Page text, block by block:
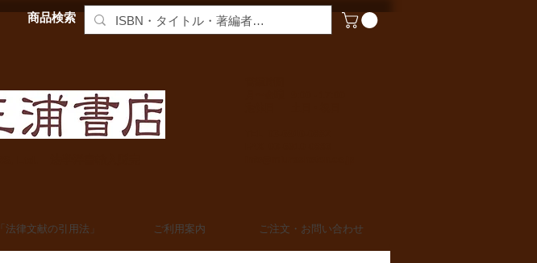
商品検索
「法律文献の引用法」 ご利用案内 ご注文・お問い合わせ